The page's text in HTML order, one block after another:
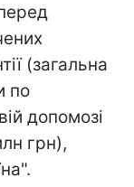
(загальна
по
допомозі
грн),